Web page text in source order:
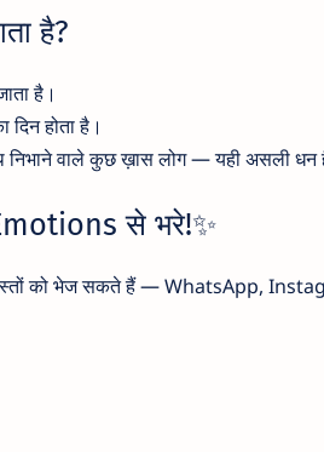
है?
है।
होता है।
वाले कुछ ख़ास लोग — यही असली धन
से भरे!✨
को भेज सकते हैं — WhatsApp,